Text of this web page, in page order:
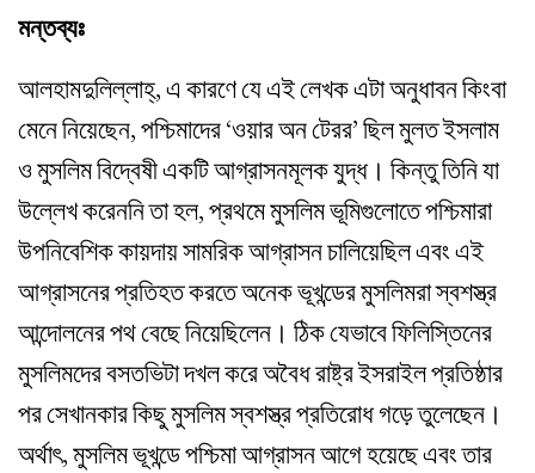
মন্তব্যঃ
আলহামদুলিল্লাহ্, এ কারণে যে এই লেখক এটা অনুধাবন কিংবা
মেনে নিয়েছেন, পশ্চিমাদের ‘ওয়ার অন টেরর’ ছিল মুলত ইসলাম
ও মুসলিম বিদ্বেষী একটি আগ্রাসনমূলক যুদ্ধ। কিন্তু তিনি যা
উল্লেখ করেননি তা হল, প্রথমে মুসলিম ভূমিগুলোতে পশ্চিমারা
উপনিবেশিক কায়দায় সামরিক আগ্রাসন চালিয়েছিল এবং এই
আগ্রাসনের প্রতিহত করতে অনেক ভূখন্ডের মুসলিমরা স্বশস্ত্র
আন্দোলনের পথ বেছে নিয়েছিলেন। ঠিক যেভাবে ফিলিস্তিনের
মুসলিমদের বসতভিটা দখল করে অবৈধ রাষ্ট্র ইসরাইল প্রতিষ্ঠার
পর সেখানকার কিছু মুসলিম স্বশস্ত্র প্রতিরোধ গড়ে তুলেছেন।
অর্থাৎ, মুসলিম ভূখন্ডে পশ্চিমা আগ্রাসন আগে হয়েছে এবং তার